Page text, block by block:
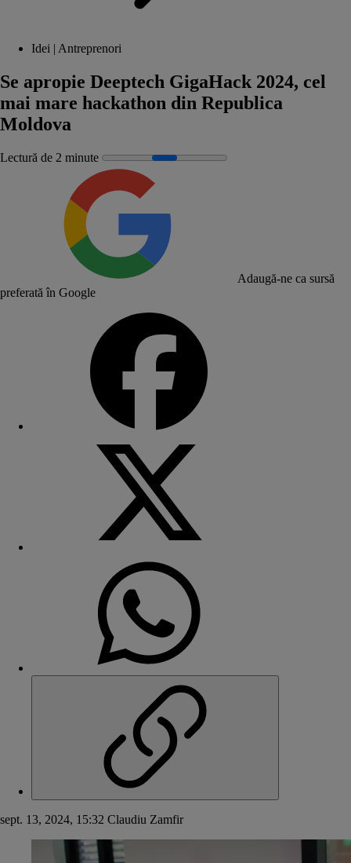
Idei | Antreprenori
Se apropie Deeptech GigaHack 2024, cel
mai mare hackathon din Republica
Moldova
Lectură de 2 minute
Adaugă-ne ca sursă
preferată în Google
sept. 13, 2024, 15:32 Claudiu Zamfir